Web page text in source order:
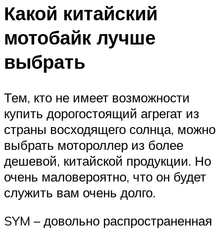
Какой китайский
мотобайк лучше
выбрать
Тем, кто не имеет возможности
купить дорогостоящий агрегат из
страны восходящего солнца, можно
выбрать мотороллер из более
дешевой, китайской продукции. Но
очень маловероятно, что он будет
служить вам очень долго.
SYM – довольно распространенная